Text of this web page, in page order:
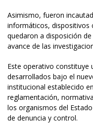
Asimismo, fueron
informáticos, dispositivos
quedaron a disposición
avance de las
Este operativo constituye
desarrollados bajo el
institucional establecido
reglamentación,
los organismos del
de denuncia y control.